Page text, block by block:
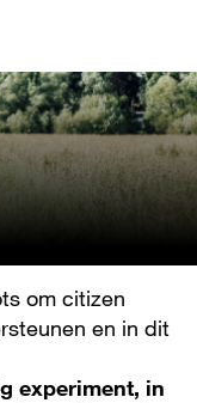
om citizen
en in dit
experiment, in